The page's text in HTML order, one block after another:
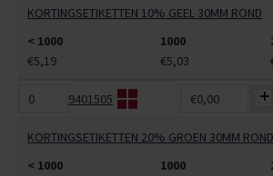
KORTINGSETIKETTEN 10% GEEL 30MM ROND
< 1000
1000
€5,19
€5,03
9401505 €0,00
KORTINGSETIKETTEN 20% GROEN 30MM ROND
< 1000
1000